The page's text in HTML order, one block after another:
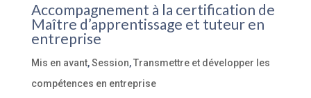
Accompagnement à la certification de
Maître d’apprentissage et tuteur en
entreprise
Mis en avant,Session,Transmettre et développer les
compétences en entreprise